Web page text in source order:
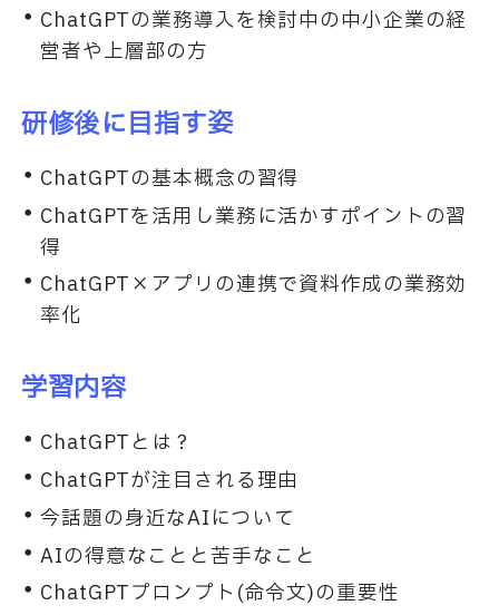
ChatGPTの業務導入を検討中の中小企業の経
営者や上層部の方
研修後に目指す姿
ChatGPTの基本概念の習得
ChatGPTを活用し業務に活かすポイントの習
得
ChatGPT×アプリの連携で資料作成の業務効
率化
学習内容
ChatGPTとは？
ChatGPTが注目される理由
今話題の身近なAIについて
AIの得意なことと苦手なこと
ChatGPTプロンプト(命令文)の重要性